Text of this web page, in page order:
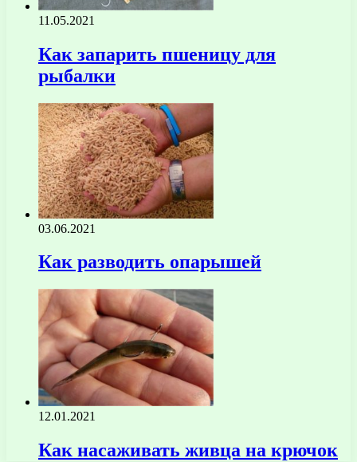
11.05.2021
Как запарить пшеницу для
рыбалки
03.06.2021
Как разводить опарышей
12.01.2021
Как насаживать живца на крючок